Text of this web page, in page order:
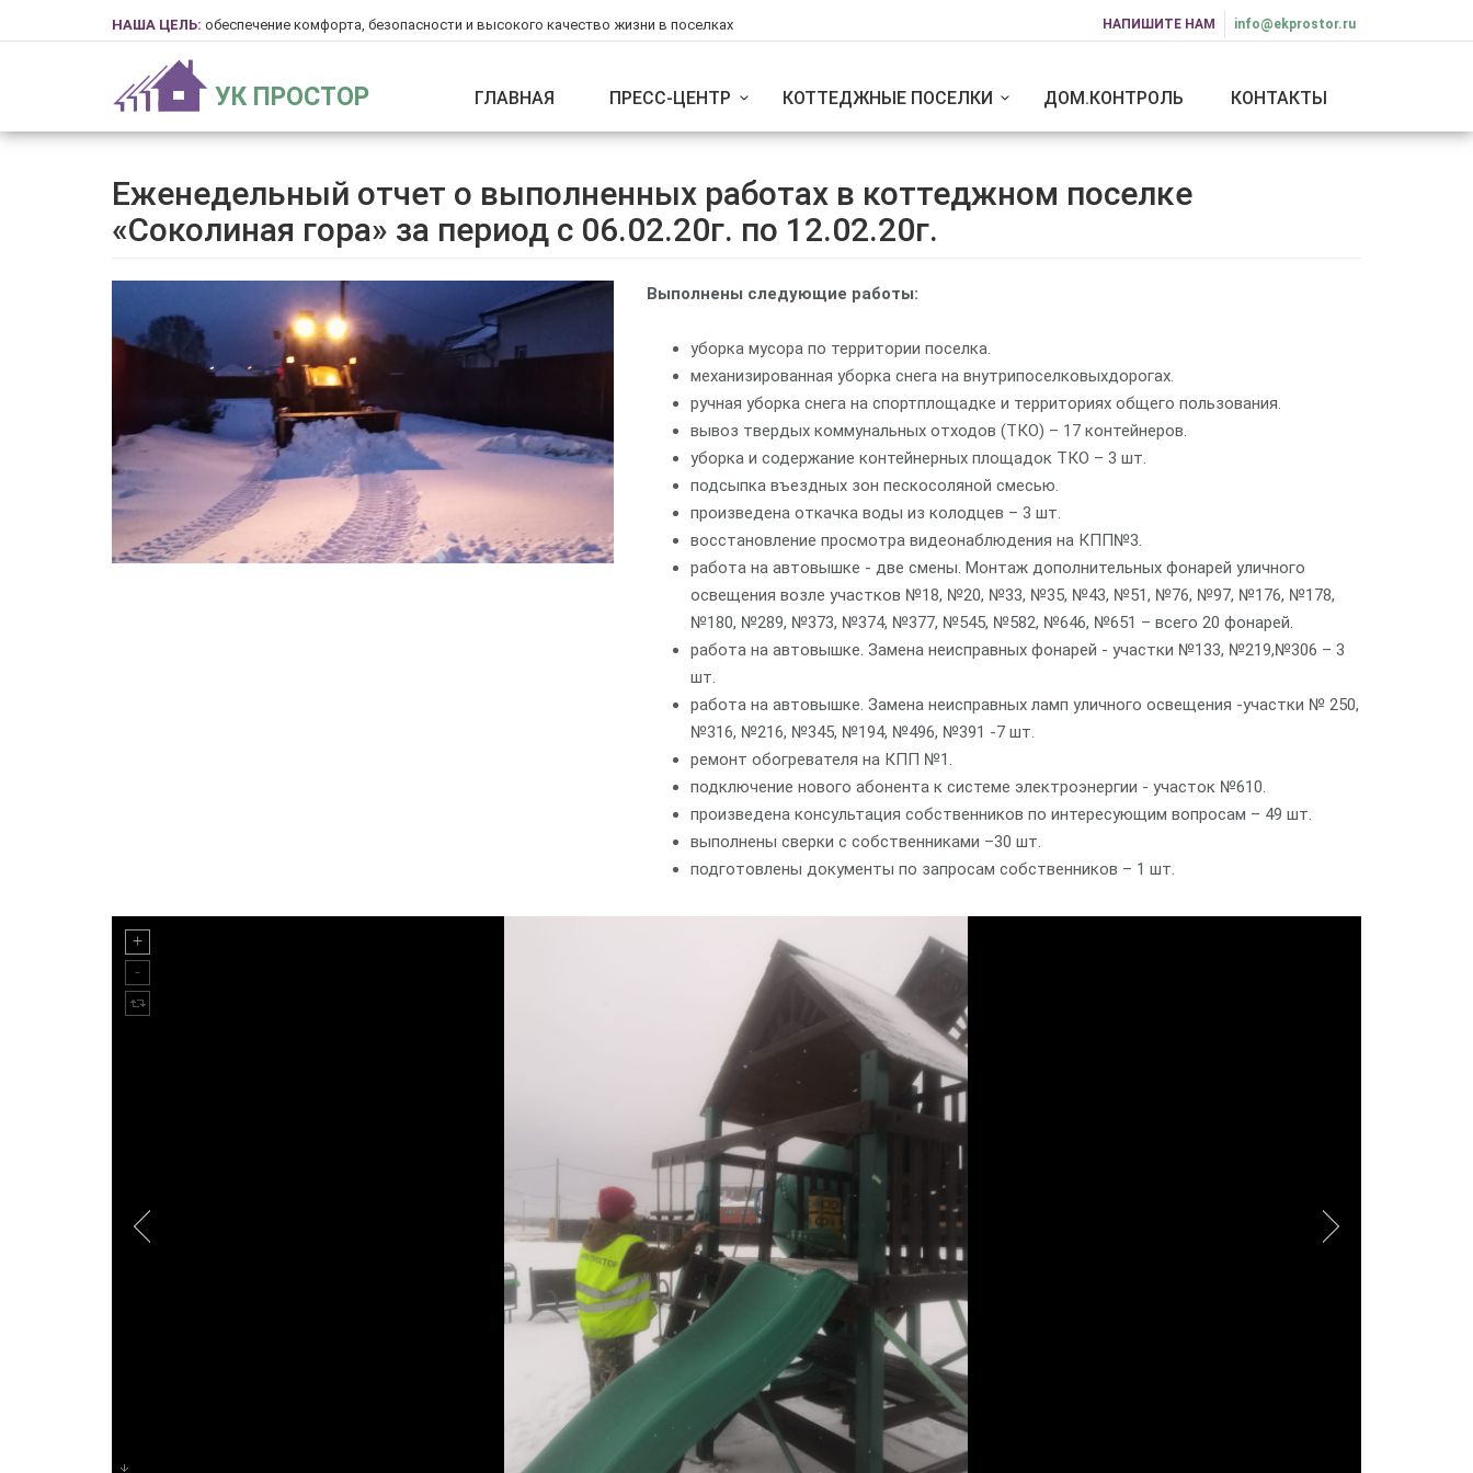
НАША ЦЕЛЬ: обеспечение комфорта, безопасности и высокого качество жизни в поселках НАПИШИТЕ НАМ info@ekprostor.ru
УК ПРОСТОР ГЛАВНАЯ ПРЕСС-ЦЕНТР КОТТЕДЖНЫЕ ПОСЕЛКИ ДОМ.КОНТРОЛЬ КОНТАКТЫ
Еженедельный отчет о выполненных работах в коттеджном поселке
«Соколиная гора» за период с 06.02.20г. по 12.02.20г.
Выполнены следующие работы:
уборка мусора по территории поселка.
механизированная уборка снега на внутрипоселковыхдорогах.
ручная уборка снега на спортплощадке и территориях общего пользования.
вывоз твердых коммунальных отходов (ТКО) – 17 контейнеров.
уборка и содержание контейнерных площадок ТКО – 3 шт.
подсыпка въездных зон пескосоляной смесью.
произведена откачка воды из колодцев – 3 шт.
восстановление просмотра видеонаблюдения на КПП№3.
работа на автовышке - две смены. Монтаж дополнительных фонарей уличного
освещения возле участков №18, №20, №33, №35, №43, №51, №76, №97, №176, №178,
№180, №289, №373, №374, №377, №545, №582, №646, №651 – всего 20 фонарей.
работа на автовышке. Замена неисправных фонарей - участки №133, №219,№306 – 3
шт.
работа на автовышке. Замена неисправных ламп уличного освещения -участки № 250,
№316, №216, №345, №194, №496, №391 -7 шт.
ремонт обогревателя на КПП №1.
подключение нового абонента к системе электроэнергии - участок №610.
произведена консультация собственников по интересующим вопросам – 49 шт.
выполнены сверки с собственниками –30 шт.
подготовлены документы по запросам собственников – 1 шт.